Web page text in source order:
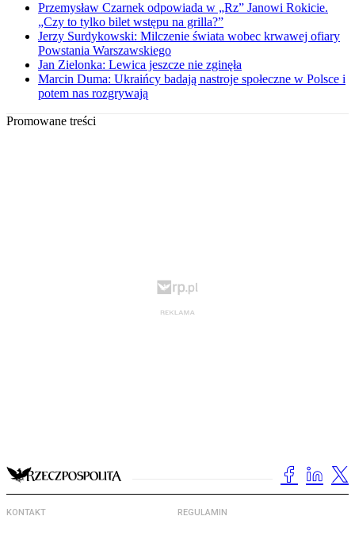
Przemysław Czarnek odpowiada w „Rz” Janowi Rokicie.
„Czy to tylko bilet wstępu na grilla?”
Jerzy Surdykowski: Milczenie świata wobec krwawej ofiary
Powstania Warszawskiego
Jan Zielonka: Lewica jeszcze nie zginęła
Marcin Duma: Ukraińcy badają nastroje społeczne w Polsce i
potem nas rozgrywają
Promowane treści
KONTAKT REGULAMIN